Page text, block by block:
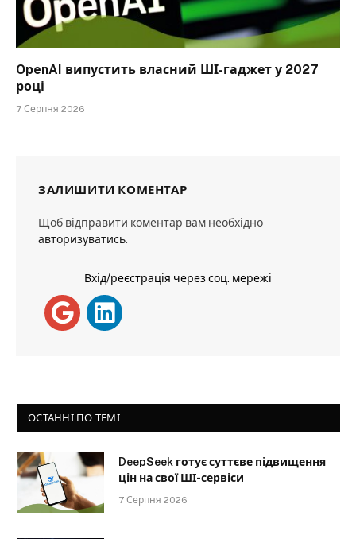
OpenAI випустить власний ШІ-гаджет у 2027
році
7 Серпня 2026
ЗАЛИШИТИ КОМЕНТАР
Щоб відправити коментар вам необхідно
авторизуватись.
Вхід/реєстрація через соц. мережі
ОСТАННІ ПО ТЕМІ
DeepSeek готує суттєве підвищення
цін на свої ШІ-сервіси
7 Серпня 2026